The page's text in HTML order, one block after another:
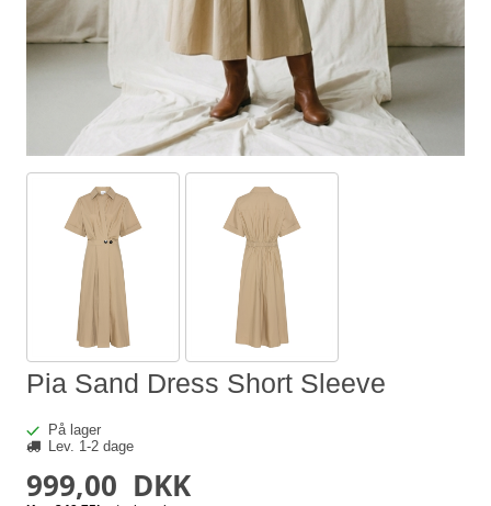
Pia Sand Dress Short Sleeve
På lager
Lev. 1-2 dage
999,00 DKK